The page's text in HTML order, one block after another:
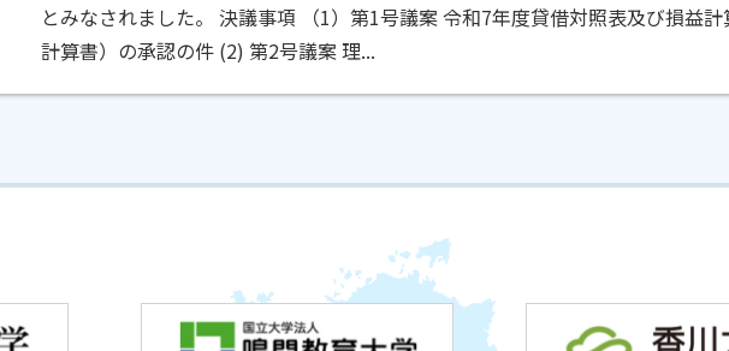
とみなされました。 決議事項 （1）第1号議案 令和7年度貸借対照表及び損益
計算書）の承認の件 (2) 第2号議案 理...